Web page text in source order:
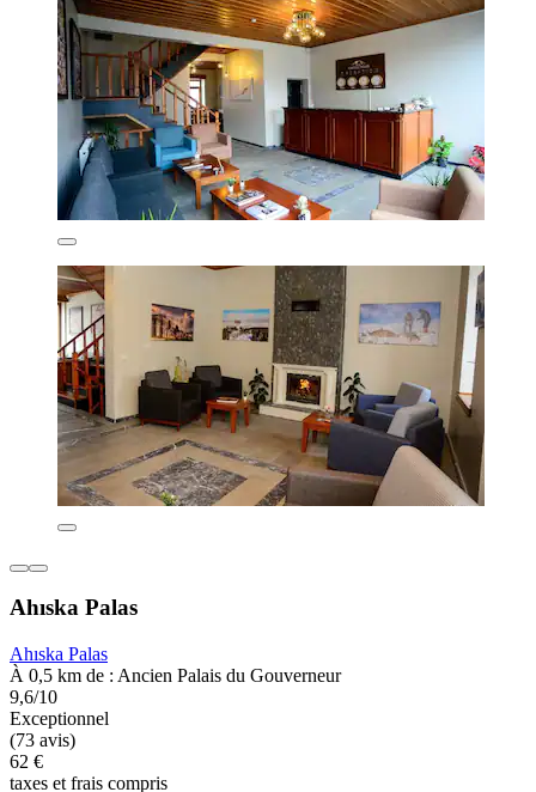
Ahıska Palas
Ahıska Palas
À 0,5 km de : Ancien Palais du Gouverneur
9,6/10
Exceptionnel
(73 avis)
62 €
taxes et frais compris